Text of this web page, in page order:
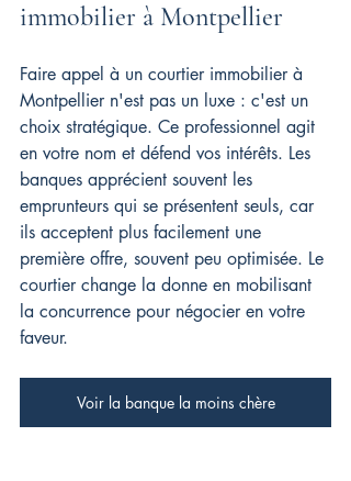
immobilier à Montpellier
Faire appel à un courtier immobilier à
Montpellier n'est pas un luxe : c'est un
choix stratégique. Ce professionnel agit
en votre nom et défend vos intérêts. Les
banques apprécient souvent les
emprunteurs qui se présentent seuls, car
ils acceptent plus facilement une
première offre, souvent peu optimisée. Le
courtier change la donne en mobilisant
la concurrence pour négocier en votre
faveur.
Voir la banque la moins chère